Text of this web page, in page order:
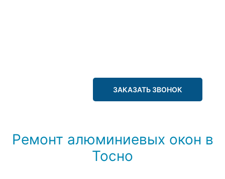
ЗАКАЗАТЬ ЗВОНОК
Ремонт алюминиевых окон в
Тосно